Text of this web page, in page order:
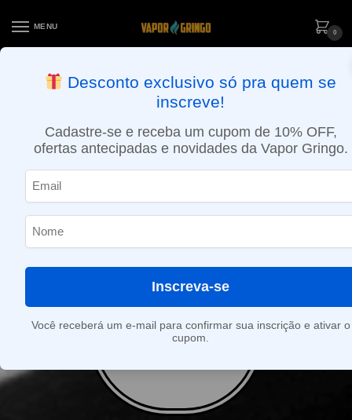
MENU
0
APROVADOS ATÉ 15:30 VIA MOTOBOY
4.7ml
Desconto exclusivo só pra quem se
inscreve!
Cadastre-se e receba um cupom de 10% OFF,
ofertas antecipadas e novidades da Vapor Gringo.
Inscreva-se
Você receberá um e-mail para confirmar sua inscrição e ativar o
cupom.